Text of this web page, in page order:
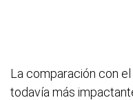
La comparación con
todavía más